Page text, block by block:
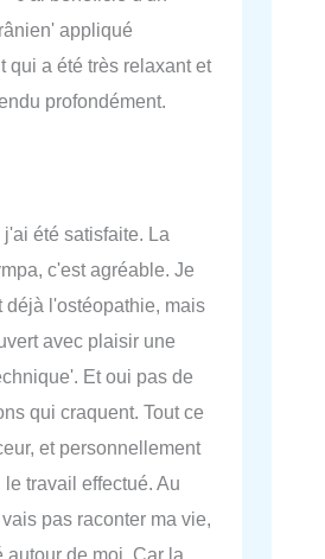
appliqué
qui a été très relaxant et
profondément.
j'ai été satisfaite. La
c'est agréable. Je
déjà l'ostéopathie, mais
avec plaisir une
Et oui pas de
qui craquent. Tout ce
et personnellement
travail effectué. Au
pas raconter ma vie,
autour de moi. Car la